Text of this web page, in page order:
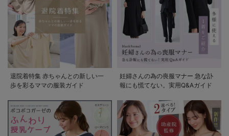
退院着特集 赤ちゃんとの新しい一
歩を彩るママの服装ガイド
妊婦さんの為の喪服マナー 急な訃
報にも慌てない。実用Q&Aガイド